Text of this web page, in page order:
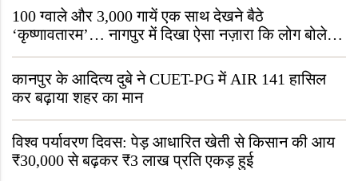
100 ग्वाले और 3,000 गायें एक साथ देखने बैठे
‘कृष्णावतारम’… नागपुर में दिखा ऐसा नज़ारा कि लोग बोले,
“ऐसा तो सिर्फ़ कृष्ण ही कर सकते हैं”
कानपुर के आदित्य दुबे ने CUET-PG में AIR 141 हासिल
कर बढ़ाया शहर का मान
विश्व पर्यावरण दिवस: पेड़ आधारित खेती से किसान की आय
₹30,000 से बढ़कर ₹3 लाख प्रति एकड़ हुई